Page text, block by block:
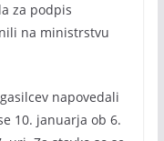
za podpis
na ministrstvu
napovedali
10. januarja ob 6.